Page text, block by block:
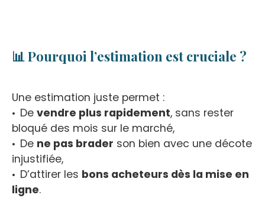
📊 Pourquoi l’estimation est cruciale ?
Une estimation juste permet :
Devendre plus rapidement, sans rester
bloqué des mois sur le marché,
De ne pas brader son bien avec une décote
injustifiée,
D’attirer les bons acheteurs dès la mise en
ligne.